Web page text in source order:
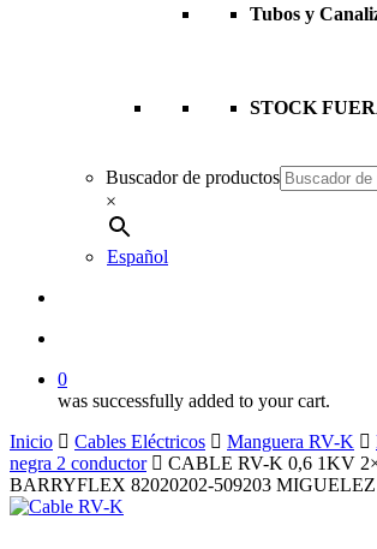
Tubos y
STOCK
Buscador de productos
×
Español
0
was successfully added to your cart.
Inicio
Cables Eléctricos Manguera RV-K
negra 2 conductor
CABLE RV-K 0,6 1KV
BARRYFLEX 82020202-509203 MIGUELEZ